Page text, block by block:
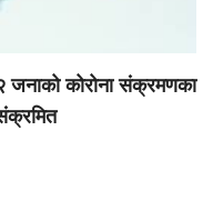
जनाको कोरोना संक्रमणका